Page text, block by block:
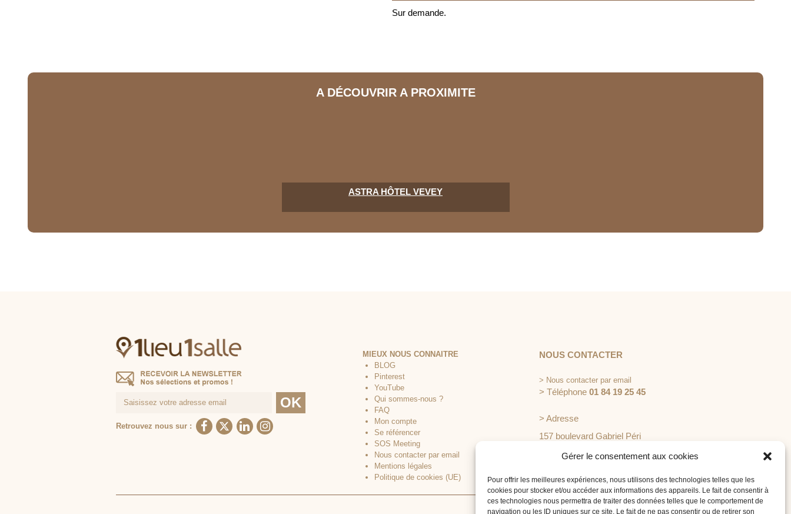
Gérer le consentement aux cookies
Pour offrir les meilleures expériences, nous utilisons des technologies telles que les
cookies pour stocker et/ou accéder aux informations des appareils. Le fait de consentir à
ces technologies nous permettra de traiter des données telles que le comportement de
navigation ou les ID uniques sur ce site. Le fait de ne pas consentir ou de retirer son
Sur demande.
A DÉCOUVRIR A PROXIMITE
ASTRA HÔTEL VEVEY
Retrouvez nous sur :
MIEUX NOUS CONNAITRE
BLOG
Pinterest
YouTube
Qui sommes-nous ?
FAQ
Mon compte
Se référencer
SOS Meeting
Nous contacter par email
Mentions légales
Politique de cookies (UE)
NOUS CONTACTER
> Nous contacter par email
> Téléphone 01 84 19 25 45
> Adresse
157 boulevard Gabriel Péri
92240 Malakoff